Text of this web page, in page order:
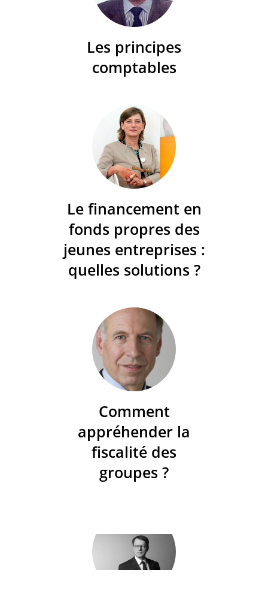
Les principes
comptables
Le financement en
fonds propres des
jeunes entreprises :
quelles solutions ?
Comment
appréhender la
fiscalité des
groupes ?